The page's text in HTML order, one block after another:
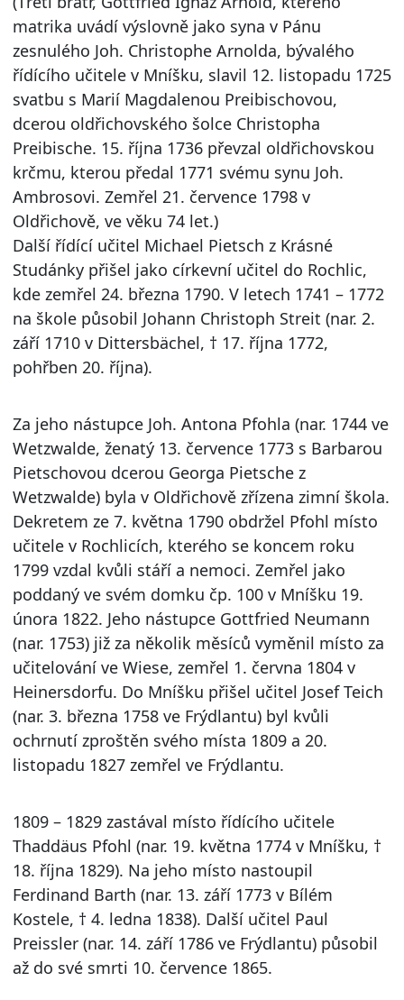
matrika uvádí výslovně jako syna v Pánu
zesnulého Joh. Christophe Arnolda, bývalého
řídícího učitele v Mníšku, slavil 12. listopadu 1725
svatbu s Marií Magdalenou Preibischovou,
dcerou oldřichovského šolce Christopha
Preibische. 15. října 1736 převzal oldřichovskou
krčmu, kterou předal 1771 svému synu Joh.
Ambrosovi. Zemřel 21. července 1798 v
Oldřichově, ve věku 74 let.)
Další řídící učitel Michael Pietsch z Krásné
Studánky přišel jako církevní učitel do Rochlic,
kde zemřel 24. března 1790. V letech 1741 – 1772
na škole působil Johann Christoph Streit (nar. 2.
září 1710 v Dittersbächel, † 17. října 1772,
pohřben 20. října).
Za jeho nástupce Joh. Antona Pfohla (nar. 1744 ve
Wetzwalde, ženatý 13. července 1773 s Barbarou
Pietschovou dcerou Georga Pietsche z
Wetzwalde) byla v Oldřichově zřízena zimní škola.
Dekretem ze 7. května 1790 obdržel Pfohl místo
učitele v Rochlicích, kterého se koncem roku
1799 vzdal kvůli stáří a nemoci. Zemřel jako
poddaný ve svém domku čp. 100 v Mníšku 19.
února 1822. Jeho nástupce Gottfried Neumann
(nar. 1753) již za několik měsíců vyměnil místo za
učitelování ve Wiese, zemřel 1. června 1804 v
Heinersdorfu. Do Mníšku přišel učitel Josef Teich
(nar. 3. března 1758 ve Frýdlantu) byl kvůli
ochrnutí zproštěn svého místa 1809 a 20.
listopadu 1827 zemřel ve Frýdlantu.
1809 – 1829 zastával místo řídícího učitele
Thaddäus Pfohl (nar. 19. května 1774 v Mníšku, †
18. října 1829). Na jeho místo nastoupil
Ferdinand Barth (nar. 13. září 1773 v Bílém
Kostele, † 4. ledna 1838). Další učitel Paul
Preissler (nar. 14. září 1786 ve Frýdlantu) působil
až do své smrti 10. července 1865.